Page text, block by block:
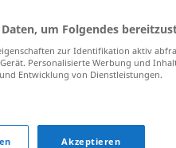
of wind
um Folgendes
zur Identifikation aktiv
Personalisierte Werbung und
Entwicklung von Dienstleistungen.
Akzeptieren